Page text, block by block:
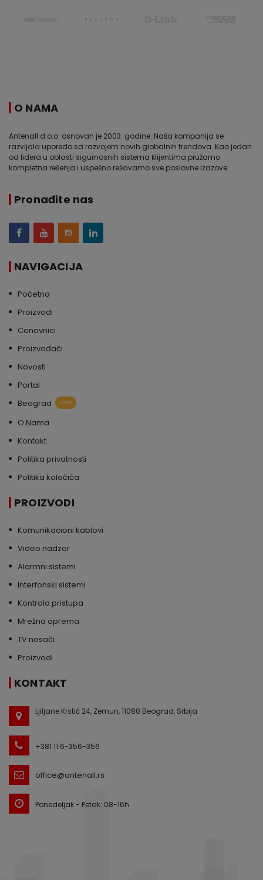
O NAMA
Antenall d.o.o. osnovan je 2003. godine. Naša kompanija se
razvijala uporedo sa razvojem novih globalnih trendova. Kao jedan
od lidera u oblasti sigurnosnih sistema klijentima pružamo
kompletna rešenja i uspešno rešavamo sve poslovne izazove.
Pronađite nas
NAVIGACIJA
Početna
Proizvodi
Cenovnici
Proizvođači
Novosti
Portal
Beograd
uživo
O Nama
Kontakt
Politika privatnosti
Politika kolačića
PROIZVODI
Komunikacioni kablovi
Video nadzor
Alarmni sistemi
Interfonski sistemi
Kontrola pristupa
Mrežna oprema
TV nosači
Proizvodi
KONTAKT
Ljiljane Krstić 24, Zemun, 11080 Beograd, Srbija
+381 11 6-356-356
office@antenall.rs
Ponedeljak - Petak: 08-16h